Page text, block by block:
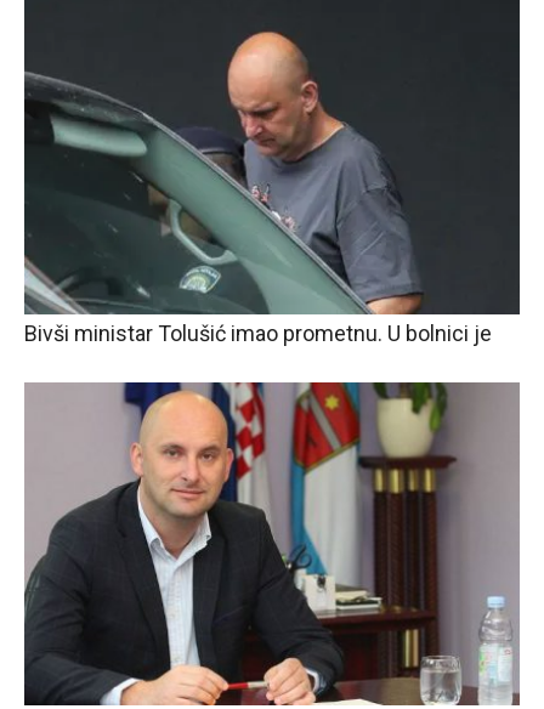
Bivši ministar Tolušić imao prometnu. U bolnici je